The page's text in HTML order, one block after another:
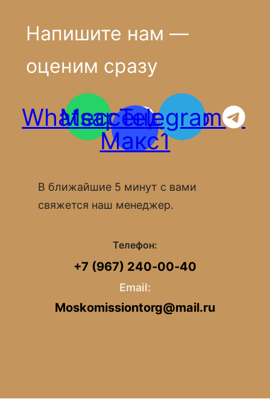
Напишите нам —
оценим сразу
Whatsapp
Мессенджер
Макс1
Telegram
В ближайшие 5 минут с вами
свяжется наш менеджер.
Телефон:
+7 (967) 240‑00‑40
Email:
Moskomissiontorg@mail.ru